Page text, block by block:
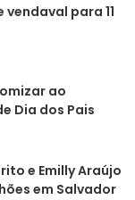
para 11
ao
Dia dos Pais
e Emilly Araújo
em Salvador